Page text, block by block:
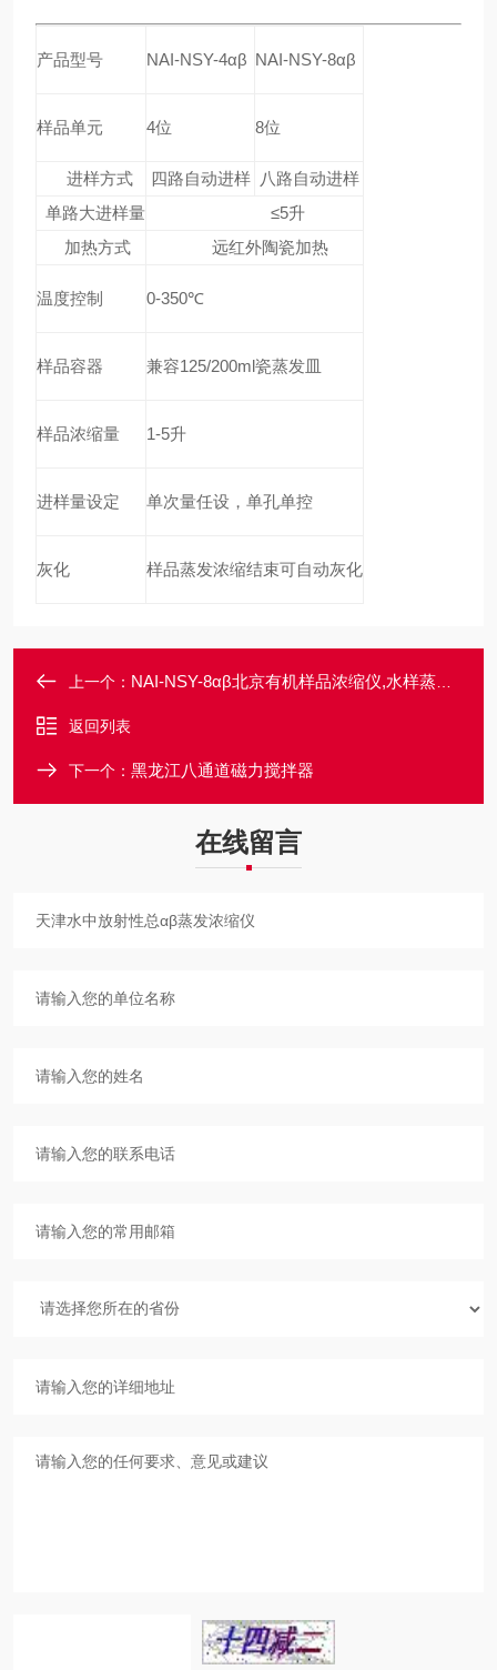
产品型号 NAI-NSY-4αβ NAI-NSY-8αβ
样品单元 4位 8位
进样方式 四路自动进样
八路自动进样
单路大进样量
≤5升
加热方式
远红外陶瓷加热
温度控制 0-350℃
样品容器 兼容125/200ml瓷蒸发皿
样品浓缩量 1-5升
进样量设定 单次量任设，单孔单控
灰化 样品蒸发浓缩结束可自动灰化
上一个： NAI-NSY-8αβ北京有机样品浓缩仪,水样蒸发浓缩赶酸仪
返回列表
下一个： 黑龙江八通道磁力搅拌器
在线留言